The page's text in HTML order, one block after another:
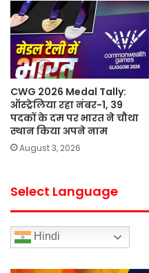
CWG 2026 Medal Tally:
ऑस्ट्रेलिया रहा नंबर-1, 39
पदकों के दम पर भारत ने चौथा
स्थान किया अपने नाम
August 3, 2026
Select Language
Hindi